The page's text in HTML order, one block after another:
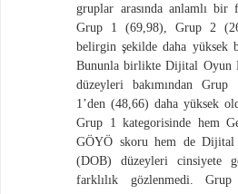
gruplar arasında anlamlı bir
Grup 1 (69,98), Grup 2
belirgin şekilde daha yüksek
Bununla birlikte Dijital Oyun
düzeyleri bakımından
1’den (48,66) daha yüksek
Grup 1 kategorisinde hem
GÖYÖ skoru hem de Dijital
(DOB) düzeyleri cinsiyete
farklılık gözlenmedi.